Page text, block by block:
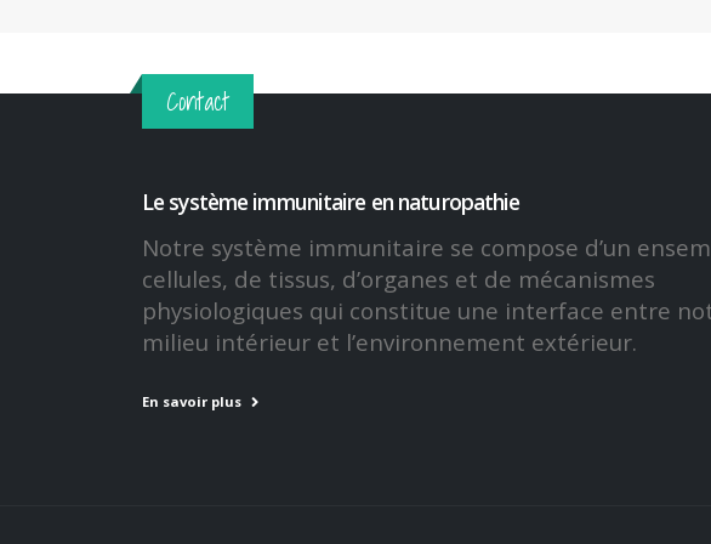
Contact
Le système immunitaire en naturopathie
Notre système immunitaire se compose d’un
cellules, de tissus, d’organes et de mécanismes
physiologiques qui constitue une interface entre
milieu intérieur et l’environnement extérieur.
En savoir plus